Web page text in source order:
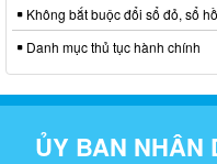
Không bắt buộc đổi sổ đỏ, sổ
Danh mục thủ tục hành chính
ỦY BAN NHÂN